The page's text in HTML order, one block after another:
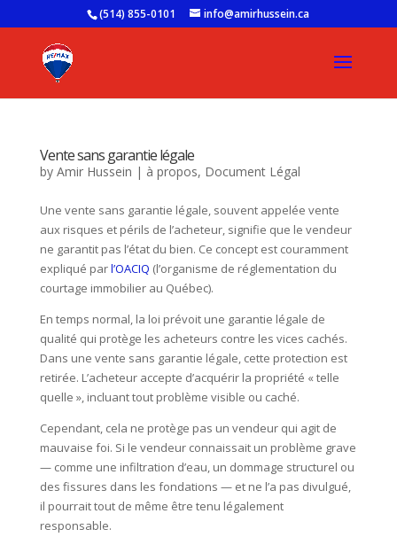
(514) 855-0101 info@amirhussein.ca
Vente sans garantie légale
by Amir Hussein | à propos, Document Légal
Une vente sans garantie légale, souvent appelée vente
aux risques et périls de l’acheteur, signifie que le vendeur
ne garantit pas l’état du bien. Ce concept est couramment
expliqué parl’OACIQ (l’organisme de réglementation du
courtage immobilier au Québec).
En temps normal, la loi prévoit une garantie légale de
qualité qui protège les acheteurs contre les vices cachés.
Dans une vente sans garantie légale, cette protection est
retirée. L’acheteur accepte d’acquérir la propriété « telle
quelle », incluant tout problème visible ou caché.
Cependant, cela ne protège pas un vendeur qui agit de
mauvaise foi. Si le vendeur connaissait un problème grave
— comme une infiltration d’eau, un dommage structurel ou
des fissures dans les fondations — et ne l’a pas divulgué,
il pourrait tout de même être tenu légalement
responsable.